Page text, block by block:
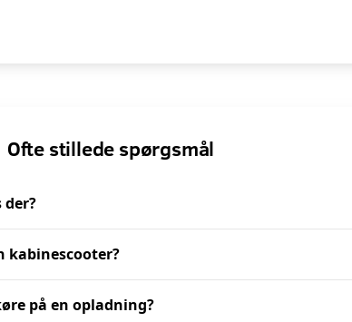
Ofte stillede spørgsmål
kabinescooter?
på en opladning?